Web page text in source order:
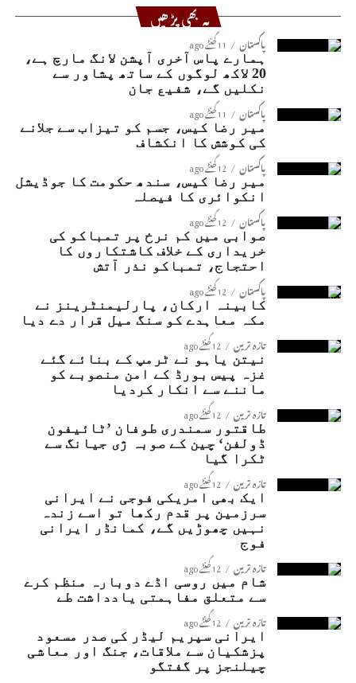
یہ بھی پڑھیں
پاکستان 11 گھنٹے ago
ہمارے پاس آخری آپشن لانگ مارچ ہے،
20 لاکھ لوگوں کے ساتھ پشاور سے
نکلیں گے، شفیع جان
پاکستان 11 گھنٹے ago
میر رضا کیس، جسم کو تیزاب سے جلانے
کی کوشش کا انکشاف
پاکستان 12 گھنٹے ago
میر رضا کیس، سندھ حکومت کا جوڈیشل
انکوائری کا فیصلہ
پاکستان 12 گھنٹے ago
صوابی میں کم نرخ پر تمباکو کی
خریداری کے خلاف کاشتکاروں کا
احتجاج، تمباکو نذر آتش
پاکستان 12 گھنٹے ago
کابینہ ارکان، پارلیمنٹرینز نے
مکہ معاہدے کو سنگ میل قرار دے دیا
تازہ ترین 12 گھنٹے ago
نیتن یاہو نے ٹرمپ کے بنائے گئے
غزہ پیس بورڈ کے امن منصوبے کو
ماننے سے انکار کردیا
تازہ ترین 12 گھنٹے ago
طاقتور سمندری طوفان ’ٹائیفون
ڈولفن‘ چین کے صوبہ ژی جیانگ سے
ٹکرا گیا
تازہ ترین 12 گھنٹے ago
ایک بھی امریکی فوجی نے ایرانی
سرزمین پر قدم رکھا تو اسے زندہ
نہیں چھوڑیں گے، کمانڈر ایرانی
فوج
تازہ ترین 12 گھنٹے ago
شام میں روسی اڈے دوبارہ منظم کرے
سے متعلق مفاہمتی یادداشت طے
تازہ ترین 12 گھنٹے ago
ایرانی سپریم لیڈر کی صدر مسعود
پزشکیان سے ملاقات، جنگ اور معاشی
چیلنجز پر گفتگو